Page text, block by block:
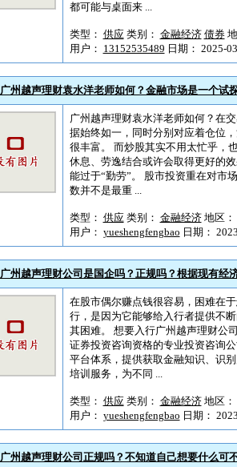
都可能与桌面来 ...
类型： 供应类别： 金融经济 债券
用户： 13152535489 日期： 2025-
广州越声理财袁水洋老师如何？金融市场是一个试
广州越声理财袁水洋老师如何？在
据始终如一，同时分别对应着仓位
很丰富。 而炒股其实不用太忙乎，
休息、劳逸结合或许会取得更好的
能过于“勤劳”。 股市投资重在对市
数并不是最重 ...
类型： 供应类别： 金融经济地区：
用户： yueshengfengbao 日期：
广州越声理财公司是国企吗？正规吗？根据现有经
在股市偶尔赚点钱很容易，困难在
行，是因为它能够给入行者提供不
其困难。 想要入行广州越声理财公
证券投资咨询资格的专业投资咨询
平台体系，提供获取金融知识、识
培训服务，为不同 ...
类型： 供应类别： 金融经济地区：
用户： yueshengfengbao 日期：
广州越声理财公司正规吗？不知道自己想要什么可